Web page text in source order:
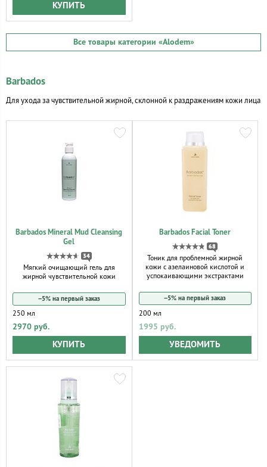
КУПИТЬ
Все товары категории «Alodem»
Barbados
Для ухода за чувствительной жирной, склонной к раздражениям кожи лица
Barbados Mineral Mud Cleansing
Gel
34
Мягкий очищающий гель для
жирной чувствительной кожи
−5% на первый заказ
250 мл
2970 руб.
КУПИТЬ
Barbados Facial Toner
68
Тоник для проблемной жирной
кожи с азелаиновой кислотой и
успокаивающими экстрактами
−5% на первый заказ
200 мл
1995 руб.
УВЕДОМИТЬ